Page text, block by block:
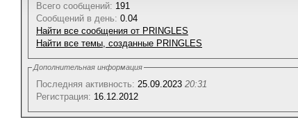
Всего сообщений: 191
Сообщений в день: 0.04
Найти все сообщения от PRINGLES
Найти все темы, созданные PRINGLES
Дополнительная информация
Последняя активность: 25.09.2023 20:31
Регистрация: 16.12.2012